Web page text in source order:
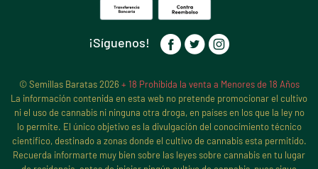
¡Síguenos!
© Semillas Baratas 2026 + 18 Prohibida la venta a Menores de 18 Años
La información contenida en esta web no pretende promocionar el cultivo
ni el uso de cannabis ni ninguna otra droga, en países en los que la ley no
lo permite. El único objetivo es la divulgación del conocimiento técnico
científico, destinado a zonas donde el cultivo de cannabis esta permitido.
Recuerda informarte muy bien sobre las leyes sobre cannabis en tu lugar